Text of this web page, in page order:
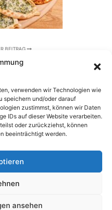
verwenden wir Technologien wie
speichern und/oder darauf
zustimmst, können wir Daten
IDs auf dieser Website verarbeiten.
oder zurückziehst, können
beeinträchtigt werden.
ansehen
BEITRAG
ALTENZENTRUMS ST.